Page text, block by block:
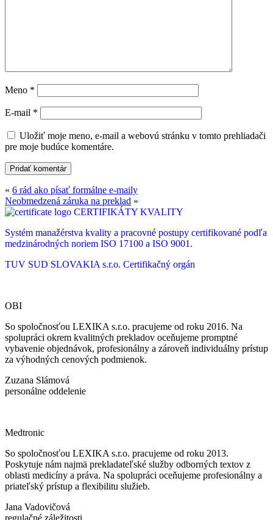
Meno *
E-mail *
Uložiť moje meno, e-mail a webovú stránku v tomto prehliadači
pre moje budúce komentáre.
« 6 rád ako písať formálne e-maily
Neobmedzená záruka na preklad »
CERTIFIKÁTY KVALITY
Systém manažérstva kvality a pracovné postupy certifikované podľa
medzinárodných noriem ISO 17100 a ISO 9001.
TUV SUD SLOVAKIA s.r.o. Certifikačný orgán
OBI
So spoločnosťou LEXIKA s.r.o. pracujeme od roku 2016. Na
spolupráci okrem kvalitných prekladov oceňujeme promptné
vybavenie objednávok, profesionálny a zároveň individuálny prístup
za výhodných cenových podmienok.
Zuzana Slámová
personálne oddelenie
Medtronic
So spoločnosťou LEXIKA s.r.o. pracujeme od roku 2013.
Poskytuje nám najmä prekladateľské služby odborných textov z
oblasti medicíny a práva. Na spolupráci oceňujeme profesionálny a
priateľský prístup a flexibilitu služieb.
Jana Vadovičová